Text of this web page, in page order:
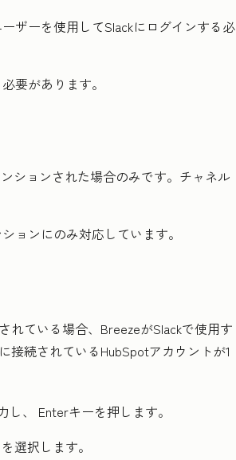
ザーを使用してSlackにログインする必
要があります。
ションされた場合のみです。チャネル
ョンにのみ対応しています。
れている場合、BreezeがSlackで使用す
接続されているHubSpotアカウントが1
し、 Enterキーを押します。
を選択します。